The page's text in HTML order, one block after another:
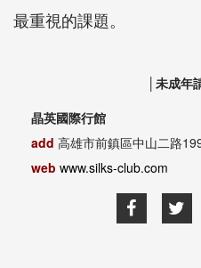
最重視的課題。
│未成年
晶英國際行館
add 高雄市前鎮區中山二路
web www.silks-club.com